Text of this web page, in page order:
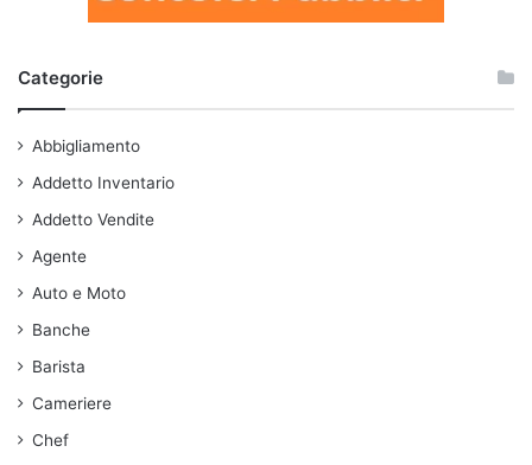
Categorie
Abbigliamento
Addetto Inventario
Addetto Vendite
Agente
Auto e Moto
Banche
Barista
Cameriere
Chef